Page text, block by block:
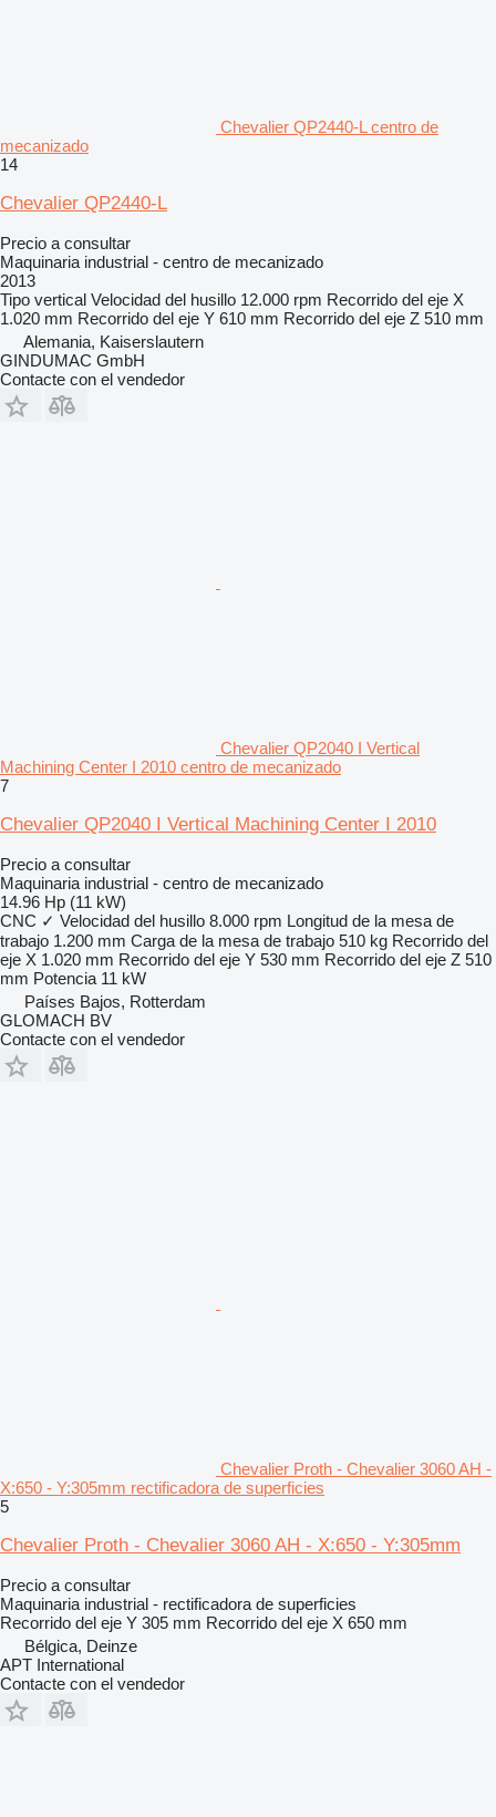
Chevalier QP2440-L centro de
mecanizado
14
Chevalier QP2440-L
Precio a consultar
Maquinaria industrial - centro de mecanizado
2013
Tipo vertical Velocidad del husillo 12.000 rpm Recorrido del eje X
1.020 mm Recorrido del eje Y 610 mm Recorrido del eje Z 510 mm
Alemania, Kaiserslautern
GINDUMAC GmbH
Contacte con el vendedor
Chevalier QP2040 I Vertical
Machining Center I 2010 centro de mecanizado
7
Chevalier QP2040 I Vertical Machining Center I 2010
Precio a consultar
Maquinaria industrial - centro de mecanizado
14.96 Hp (11 kW)
CNC ✓ Velocidad del husillo 8.000 rpm Longitud de la mesa de
trabajo 1.200 mm Carga de la mesa de trabajo 510 kg Recorrido del
eje X 1.020 mm Recorrido del eje Y 530 mm Recorrido del eje Z 510
mm Potencia 11 kW
Países Bajos, Rotterdam
GLOMACH BV
Contacte con el vendedor
Chevalier Proth - Chevalier 3060 AH -
X:650 - Y:305mm rectificadora de superficies
5
Chevalier Proth - Chevalier 3060 AH - X:650 - Y:305mm
Precio a consultar
Maquinaria industrial - rectificadora de superficies
Recorrido del eje Y 305 mm Recorrido del eje X 650 mm
Bélgica, Deinze
APT International
Contacte con el vendedor